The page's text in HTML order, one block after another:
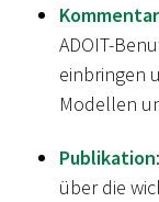
ADOIT-
einbringen
Modellen
Publikation
über die